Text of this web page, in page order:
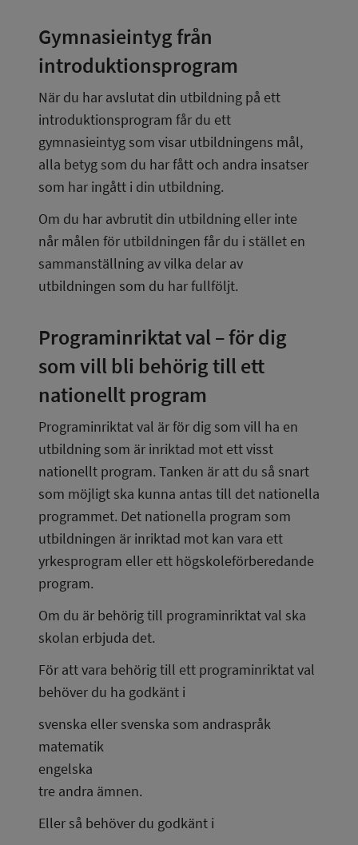
Gymnasieintyg från
introduktionsprogram
När du har avslutat din utbildning på ett
introduktionsprogram får du ett
gymnasieintyg som visar utbildningens mål,
alla betyg som du har fått och andra insatser
som har ingått i din utbildning.
Om du har avbrutit din utbildning eller inte
når målen för utbildningen får du i stället en
sammanställning av vilka delar av
utbildningen som du har fullföljt.
Programinriktat val – för dig
som vill bli behörig till ett
nationellt program
Programinriktat val är för dig som vill ha en
utbildning som är inriktad mot ett visst
nationellt program. Tanken är att du så snart
som möjligt ska kunna antas till det nationella
programmet. Det nationella program som
utbildningen är inriktad mot kan vara ett
yrkesprogram eller ett högskoleförberedande
program.
Om du är behörig till programinriktat val ska
skolan erbjuda det.
För att vara behörig till ett programinriktat val
behöver du ha godkänt i
svenska eller svenska som andraspråk
matematik
engelska
tre andra ämnen.
Eller så behöver du godkänt i